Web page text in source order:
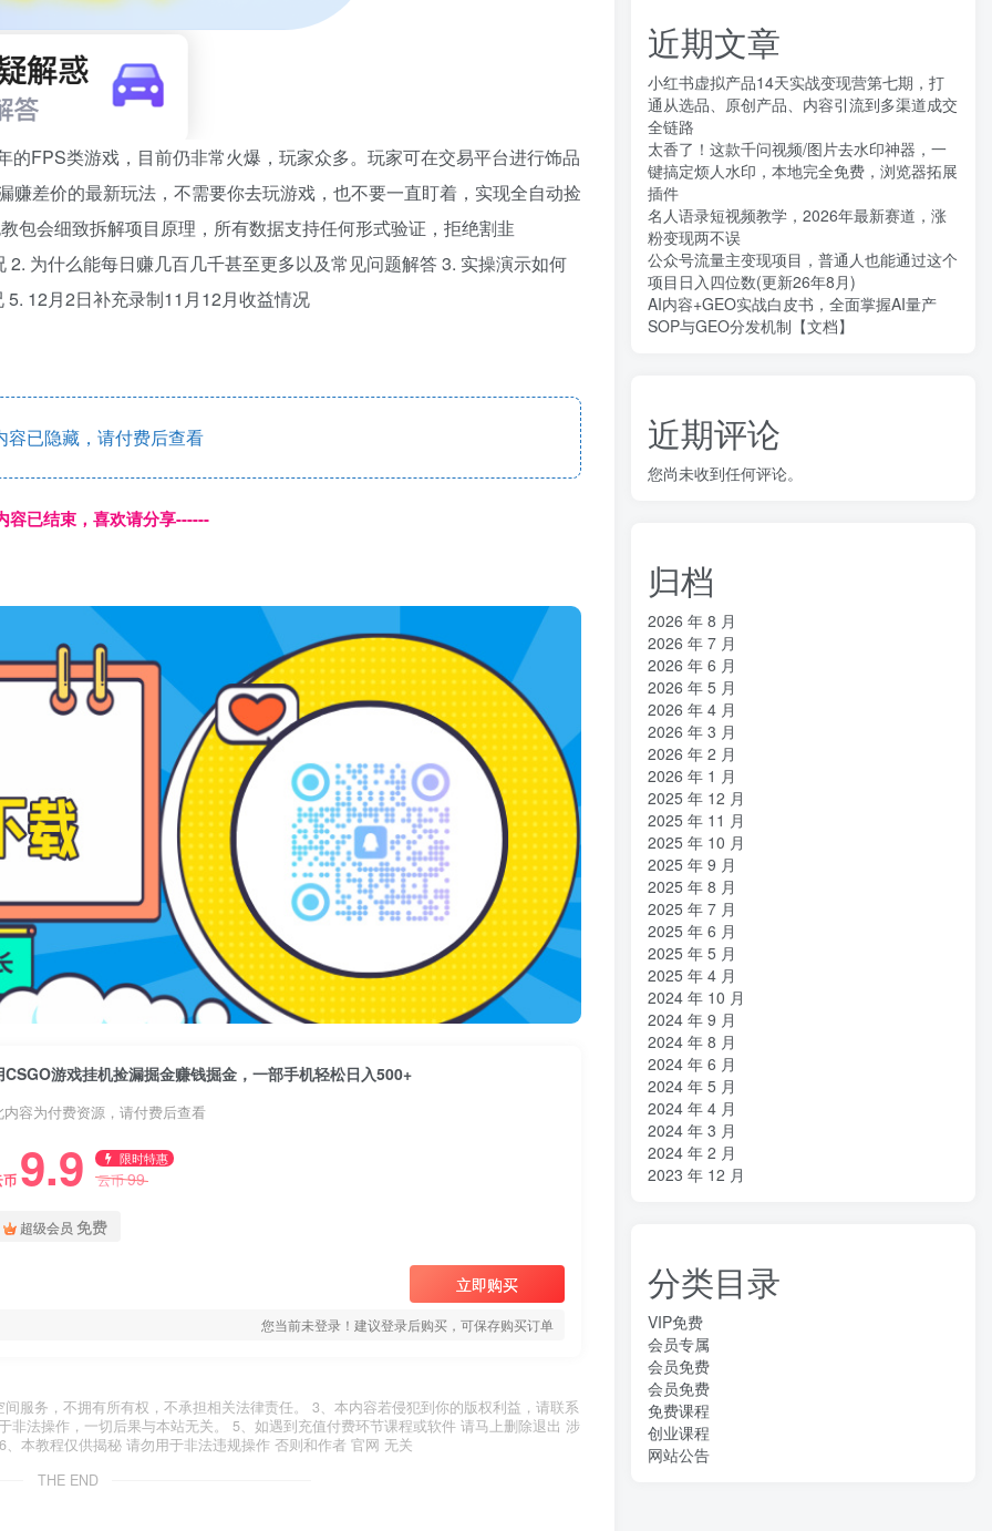
FPS类游戏，目前仍非常火爆，玩家众多。玩家可在交易平台进行饰品
差价的最新玩法，不需要你去玩游戏，也不要一直盯着，实现全自动捡
包会细致拆解项目原理，所有数据支持任何形式验证，拒绝割韭
为什么能每日赚几百几千甚至更多以及常见问题解答 3. 实操演示如何
12月2日补充录制11月12月收益情况
已隐藏，请付费后查看
容已结束，喜欢请分享------
CSGO游戏挂机捡漏掘金赚钱掘金，一部手机轻松日入500+
内容为付费资源，请付费后查看
币 9.9 限时特惠
云币99
超级会员 免费
立即购买
您当前未登录！建议登录后购买，可保存购买订单
服务，不拥有所有权，不承担相关法律责任。 3、本内容若侵犯到你的版权利益，请联系
法操作，一切后果与本站无关。 5、如遇到充值付费环节课程或软件 请马上删除退出 涉
本教程仅供揭秘 请勿用于非法违规操作 否则和作者 官网 无关
THE END
近期文章
小红书虚拟产品14天实战变现营第七期，打
通从选品、原创产品、内容引流到多渠道成交
全链路
太香了！这款千问视频/图片去水印神器，一
键搞定烦人水印，本地完全免费，浏览器拓展
插件
名人语录短视频教学，2026年最新赛道，涨
粉变现两不误
公众号流量主变现项目，普通人也能通过这个
项目日入四位数(更新26年8月)
AI内容+GEO实战白皮书，全面掌握AI量产
SOP与GEO分发机制【文档】
近期评论
您尚未收到任何评论。
归档
2026 年 8 月
2026 年 7 月
2026 年 6 月
2026 年 5 月
2026 年 4 月
2026 年 3 月
2026 年 2 月
2026 年 1 月
2025 年 12 月
2025 年 11 月
2025 年 10 月
2025 年 9 月
2025 年 8 月
2025 年 7 月
2025 年 6 月
2025 年 5 月
2025 年 4 月
2024 年 10 月
2024 年 9 月
2024 年 8 月
2024 年 6 月
2024 年 5 月
2024 年 4 月
2024 年 3 月
2024 年 2 月
2023 年 12 月
分类目录
VIP免费
会员专属
会员免费
会员免费
免费课程
创业课程
网站公告